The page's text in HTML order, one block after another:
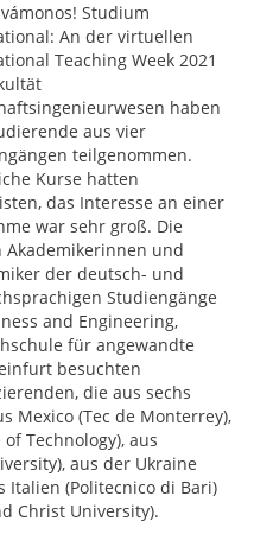
vámonos! Studium
An der virtuellen
Teaching Week 2021
haben
aus vier
teilgenommen.
Kurse hatten
das Interesse an einer
war sehr groß. Die
Akademikerinnen und
der deutsch- und
Studiengänge
and Engineering,
für angewandte
besuchten
die aus sechs
Mexico (Tec de Monterrey),
Technology), aus
aus der Ukraine
Italien (Politecnico di Bari)
Christ University).